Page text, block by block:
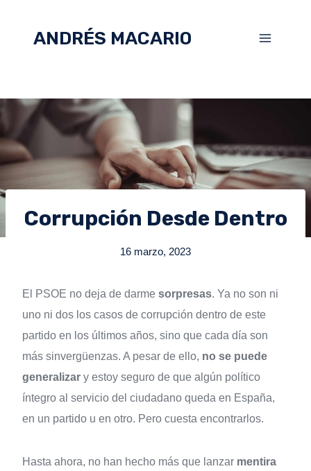
ANDRÉS MACARIO
Corrupción Desde Dentro
16 marzo, 2023
El PSOE no deja de darme sorpresas. Ya no son ni
uno ni dos los casos de corrupción dentro de este
partido en los últimos años, sino que cada día son
más sinvergüenzas. A pesar de ello, no se puede
generalizar y estoy seguro de que algún político
íntegro al servicio del ciudadano queda en España,
en un partido u en otro. Pero cuesta encontrarlos.
Hasta ahora, no han hecho más que lanzar mentira